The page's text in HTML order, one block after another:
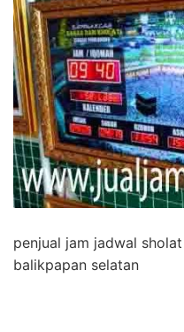
penjual jam jadwal
balikpapan selatan